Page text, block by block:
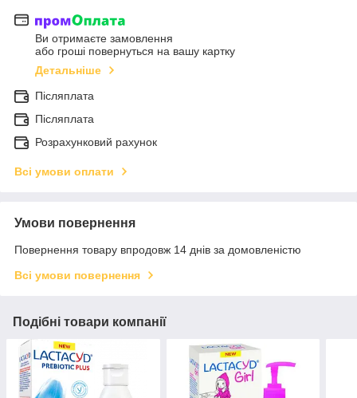
Ви отримаєте замовлення
або гроші повернуться на вашу картку
Детальніше
Післяплата
Післяплата
Розрахунковий рахунок
Всі умови оплати
Умови повернення
Повернення товару впродовж 14 днів за домовленістю
Всі умови повернення
Подібні товари компанії